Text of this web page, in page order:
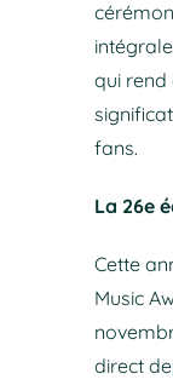
qui rend
fans.
La 26e
Cette
Music
direct